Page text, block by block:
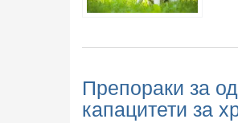
Препораки за
капацитети за